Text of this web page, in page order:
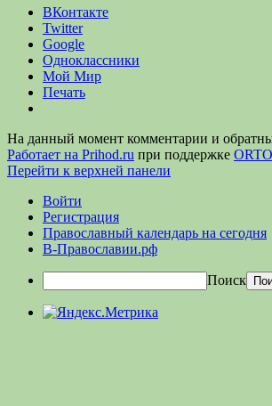
ВКонтакте
Twitter
Google
Одноклассники
Мой Мир
Печать
На данный момент комментарии и
Работает на Prihod.ru при поддержке
Перейти к верхней панели
Войти
Регистрация
Православный календарь на сегодня
В-Православии.рф
Поиск